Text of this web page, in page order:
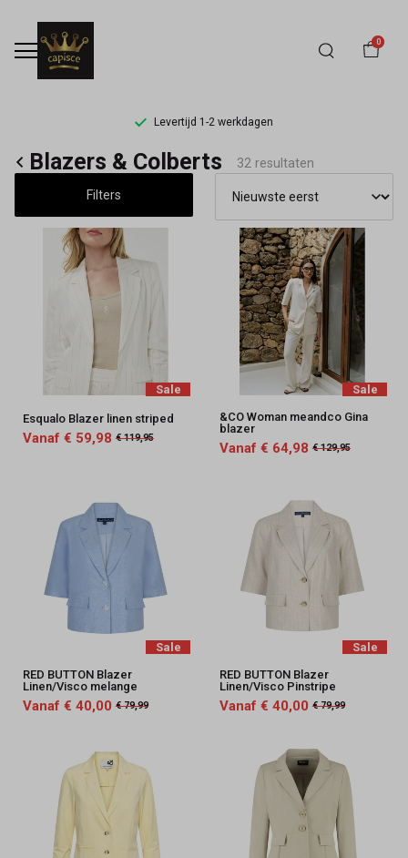
0
Levertijd 1-2 werkdagen
Blazers
Colberts
Capisce
Mode
Blazers & Colberts 32 resultaten
Filters
Sale
Esqualo Blazer linen striped
Vanaf € 59,98 € 119,95
Sale
&CO Woman meandco Gina
blazer
Vanaf € 64,98 € 129,95
Sale
RED BUTTON Blazer
Linen/Visco melange
Vanaf € 40,00 € 79,99
Sale
RED BUTTON Blazer
Linen/Visco Pinstripe
Vanaf € 40,00 € 79,99